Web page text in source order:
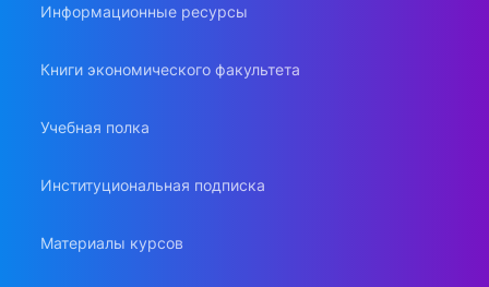
Информационные ресурсы
Книги экономического факультета
Учебная полка
Институциональная подписка
Материалы курсов